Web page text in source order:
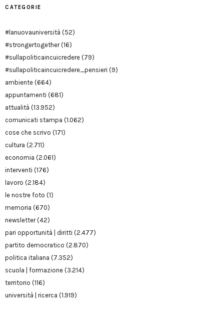
CATEGORIE
#lanuovauniversità (52)
#strongertogether(16)
#sullapoliticaincuicredere (79)
#sullapoliticaincuicredere_pensieri (9)
ambiente (664)
appuntamenti (681)
attualità (13.952)
comunicati stampa (1.062)
cose che scrivo (171)
cultura (2.711)
economia (2.061)
interventi (176)
lavoro (2.184)
le nostre foto (1)
memoria (670)
newsletter(42)
pari opportunità | diritti (2.477)
partito democratico (2.870)
politica italiana (7.352)
scuola | formazione (3.214)
territorio (116)
università | ricerca (1.919)